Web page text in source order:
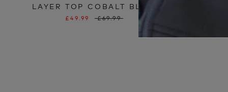
LAYER TOP COBALT BLUE
£49.99 £69.99